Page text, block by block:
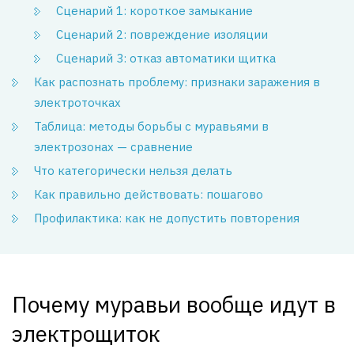
Сценарий 1: короткое замыкание
Сценарий 2: повреждение изоляции
Сценарий 3: отказ автоматики щитка
Как распознать проблему: признаки заражения в
электроточках
Таблица: методы борьбы с муравьями в
электрозонах — сравнение
Что категорически нельзя делать
Как правильно действовать: пошагово
Профилактика: как не допустить повторения
Почему муравьи вообще идут в
электрощиток